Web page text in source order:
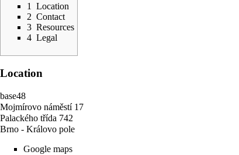
1
Location
2 Contact
3 Resources
4 Legal
Location
base48
Mojmírovo náměstí 17
Palackého třída 742
Brno - Královo pole
Google maps